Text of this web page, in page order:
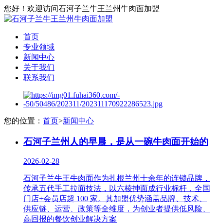
您好！欢迎访问石河子兰牛王兰州牛肉面加盟
首页
专业领域
新闻中心
关于我们
联系我们
您的位置： 首页>新闻中心
石河子兰州人的早晨，是从一碗牛肉面开始的
2026-02-28
石河子兰牛王牛肉面作为扎根兰州十余年的连锁品牌，
传承五代手工拉面技法，以六棱抻面成行业标杆，全国
门店+会员店超 100 家。其加盟优势涵盖品牌、技术、
供应链、运营、政策等全维度，为创业者提供低风险、
高回报的餐饮创业解决方案